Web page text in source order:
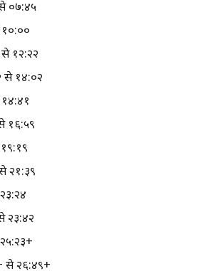
०७:४५
१२:२२
से १४:०२
१६:५९
२१:३९
२३:४२
से २६:४९+